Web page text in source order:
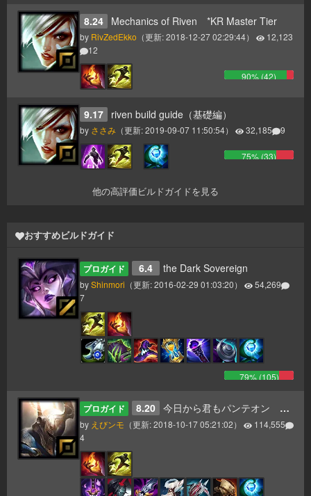
8.24 Mechanics of Riven *KR Master Tier
by RivZedEkko （更新:2018-12-27 02:29:44）
12,123
12
90% (42)
9.17 riven build guide（基礎編）
by ささみ （更新:2019-09-07 11:50:54） 32,185 9
75% (33)
他の高評価ビルドガイドを見る
おすすめビルドガイド
プロガイド 6.4 the Dark Sovereign
byShinmori （更新:2016-02-29 01:03:20）
54,269
7
79% (105)
プロガイド 8.20 今日から君もパンテオン 更新8.20
by えびンモ （更新:2018-10-17 05:21:02）
114,555
4